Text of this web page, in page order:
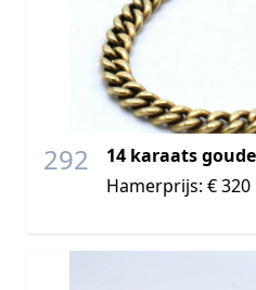
292
14 karaats
Hamerprijs: € 320